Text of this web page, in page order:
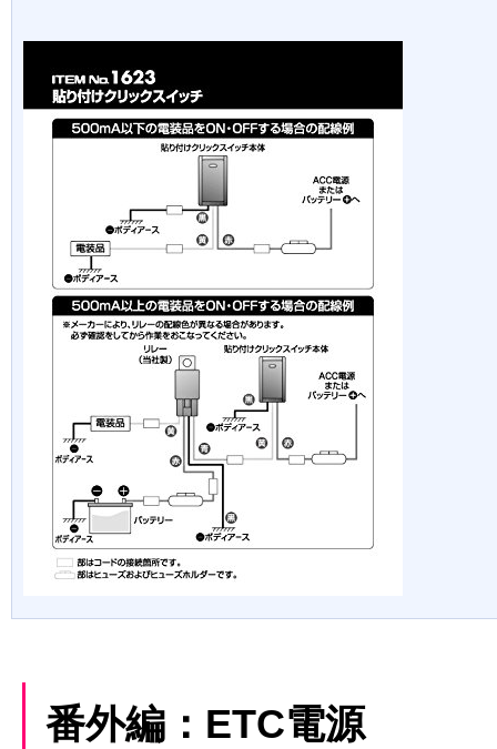
番外編：ETC電源